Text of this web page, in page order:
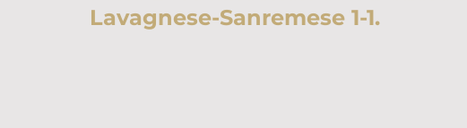
Lavagnese-Sanremese 1-1.